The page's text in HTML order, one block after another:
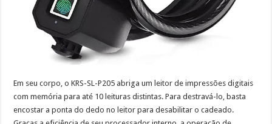
Em seu corpo, o KRS-SL-P205 abriga um leitor de impressões digitais
com memória para até 10 leituras distintas. Para destravá-lo, basta
encostar a ponta do dedo no leitor para desabilitar o cadeado.